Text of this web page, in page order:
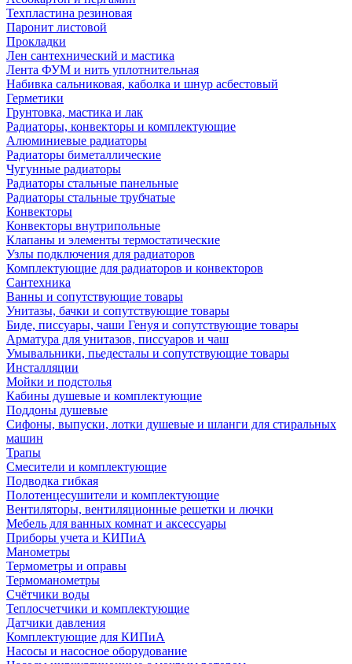
Техпластина резиновая
Паронит листовой
Прокладки
Лен сантехнический и мастика
Лента ФУМ и нить уплотнительная
Набивка сальниковая, каболка и шнур асбестовый
Герметики
Грунтовка, мастика и лак
Радиаторы, конвекторы и комплектующие
Алюминиевые радиаторы
Радиаторы биметаллические
Чугунные радиаторы
Радиаторы стальные панельные
Радиаторы стальные трубчатые
Конвекторы
Конвекторы внутрипольные
Клапаны и элементы термостатические
Узлы подключения для радиаторов
Комплектующие для радиаторов и конвекторов
Сантехника
Ванны и сопутствующие товары
Унитазы, бачки и сопутствующие товары
Биде, писсуары, чаши Генуя и сопутствующие товары
Арматура для унитазов, писсуаров и чаш
Умывальники, пьедесталы и сопутствующие товары
Инсталляции
Мойки и подстолья
Кабины душевые и комплектующие
Поддоны душевые
Сифоны, выпуски, лотки душевые и шланги для стиральных
машин
Трапы
Смесители и комплектующие
Подводка гибкая
Полотенцесушители и комплектующие
Вентиляторы, вентиляционные решетки и лючки
Мебель для ванных комнат и аксессуары
Приборы учета и КИПиА
Манометры
Термометры и оправы
Термоманометры
Счётчики воды
Теплосчетчики и комплектующие
Датчики давления
Комплектующие для КИПиА
Насосы и насосное оборудование